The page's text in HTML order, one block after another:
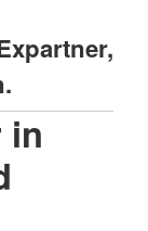
in